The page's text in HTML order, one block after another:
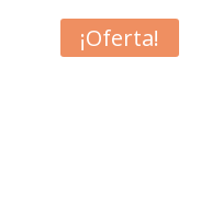
¡Oferta!